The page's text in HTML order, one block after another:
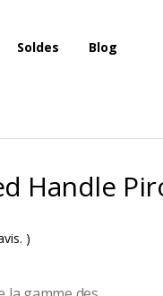
Soldes Blog
Handle
)